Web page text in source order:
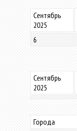
Сентябрь
2025
6
Сентябрь
2025
Города